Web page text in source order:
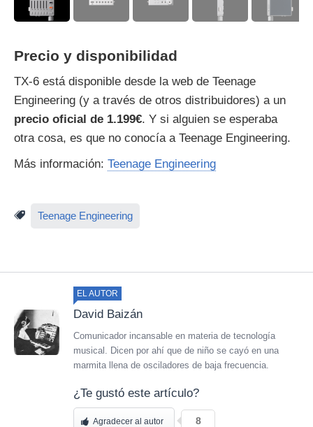
Precio y disponibilidad
TX-6 está disponible desde la web de Teenage
Engineering (y a través de otros distribuidores) a un
precio oficial de 1.199€. Y si alguien se esperaba
otra cosa, es que no conocía a Teenage Engineering.
Más información: Teenage Engineering
Teenage Engineering
EL AUTOR
David Baizán
Comunicador incansable en materia de tecnología
musical. Dicen por ahí que de niño se cayó en una
marmita llena de osciladores de baja frecuencia.
¿Te gustó este artículo?
Agradecer al autor 8